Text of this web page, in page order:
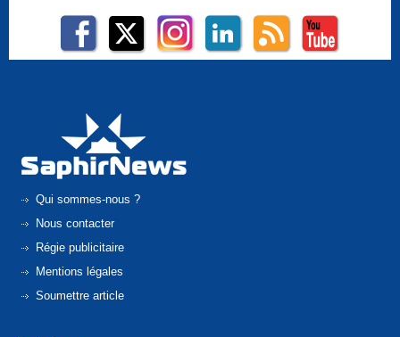
Qui sommes-nous ?
Nous contacter
Régie publicitaire
Mentions légales
Soumettre article